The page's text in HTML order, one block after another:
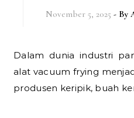
November 5, 2025 - By
Dalam dunia industri pangan modern, cara kerja
alat vacuum frying
produsen keripik, buah